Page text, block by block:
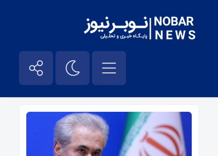
مناقه قره باغ – نوبر نیوز